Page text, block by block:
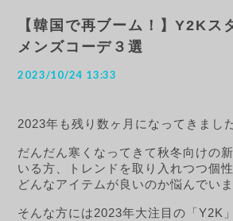
【韓国で再ブーム！】Y2Kス
メンズコーデ３選
2023/10/24 13:33
2023年も残り数ヶ月になってきました
だんだん寒くなってきて秋冬向けの
いる方、トレンドを取り入れつつ個
どんなアイテムが良いのか悩んでい
そんな方には2023年大注目の「Y2K